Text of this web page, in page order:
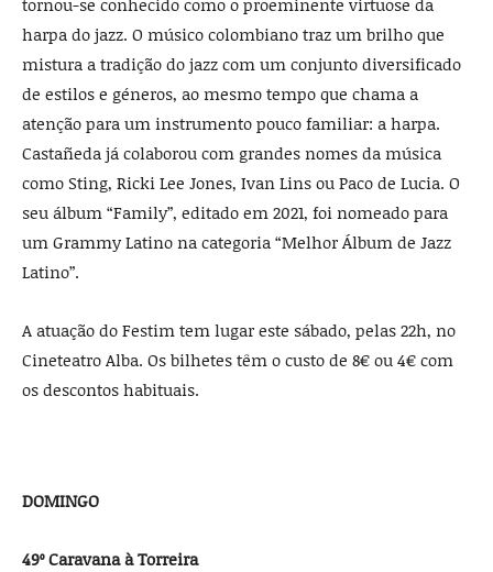
tornou-se conhecido como o proeminente virtuose da
harpa do jazz. O músico colombiano traz um brilho que
mistura a tradição do jazz com um conjunto diversificado
de estilos e géneros, ao mesmo tempo que chama a
atenção para um instrumento pouco familiar: a harpa.
Castañeda já colaborou com grandes nomes da música
como Sting, Ricki Lee Jones, Ivan Lins ou Paco de Lucia. O
seu álbum “Family”, editado em 2021, foi nomeado para
um Grammy Latino na categoria “Melhor Álbum de Jazz
Latino”.
A atuação do Festim tem lugar este sábado, pelas 22h, no
Cineteatro Alba. Os bilhetes têm o custo de 8€ ou 4€ com
os descontos habituais.
DOMINGO
49º Caravana à Torreira